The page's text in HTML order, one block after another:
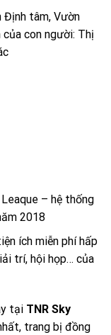
Định tâm, Vườn
con người: Thị
– hệ thống
2018
ích miễn phí hấp
trí, hội họp… của
tại TNR Sky
trang bị đồng